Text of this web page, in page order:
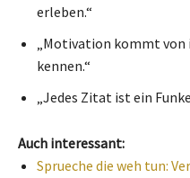
erleben.“
„Motivation kommt von
kennen.“
„Jedes Zitat ist ein
Auch interessant:
Sprueche die weh tun: